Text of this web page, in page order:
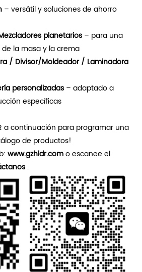
– versátil ysoluciones de ahorro
planetarios – para una
la masa y la crema
/ Divisor/Moldeador/ Laminadora
personalizadas – adaptado a
específicas
a continuación para programar una
de productos!
www.gzhldr.como escanee el
.